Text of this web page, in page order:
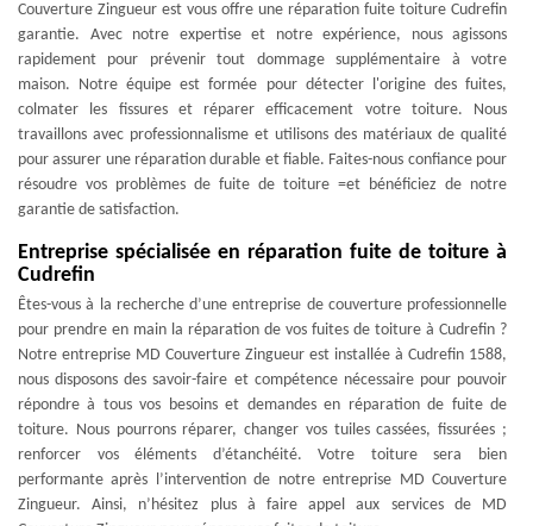
Couverture Zingueur est vous offre une réparation fuite toiture Cudrefin
garantie. Avec notre expertise et notre expérience, nous agissons
rapidement pour prévenir tout dommage supplémentaire à votre
maison. Notre équipe est formée pour détecter l'origine des fuites,
colmater les fissures et réparer efficacement votre toiture. Nous
travaillons avec professionnalisme et utilisons des matériaux de qualité
pour assurer une réparation durable et fiable. Faites-nous confiance pour
résoudre vos problèmes de fuite de toiture =et bénéficiez de notre
garantie de satisfaction.
Entreprise spécialisée en réparation fuite de toiture à
Cudrefin
Êtes-vous à la recherche d’une entreprise de couverture professionnelle
pour prendre en main la réparation de vos fuites de toiture à Cudrefin ?
Notre entreprise MD Couverture Zingueur est installée à Cudrefin 1588,
nous disposons des savoir-faire et compétence nécessaire pour pouvoir
répondre à tous vos besoins et demandes en réparation de fuite de
toiture. Nous pourrons réparer, changer vos tuiles cassées, fissurées ;
renforcer vos éléments d’étanchéité. Votre toiture sera bien
performante après l’intervention de notre entreprise MD Couverture
Zingueur. Ainsi, n’hésitez plus à faire appel aux services de MD